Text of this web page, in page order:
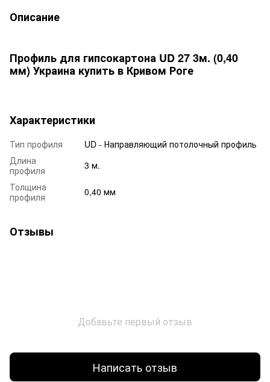
Описание
Профиль для гипсокартона UD 27 3м. (0,40
мм) Украина купить в Кривом Роге
Характеристики
Тип профиля
UD - Направляющий потолочный профиль
Длина
профиля
3 м.
Толщина
профиля
0,40 мм
Отзывы
Добавьте первый отзыв
Написать отзыв